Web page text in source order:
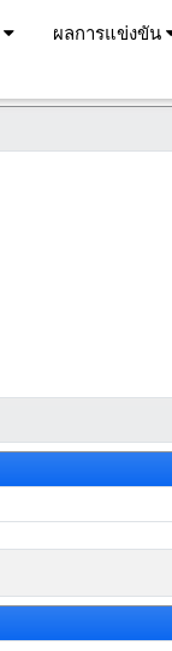
ผลการแข่งขัน